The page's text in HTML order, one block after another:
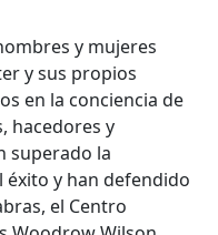
y mujeres
y sus propios
en la conciencia de
hacedores y
superado la
y han defendido
el Centro